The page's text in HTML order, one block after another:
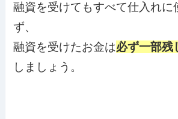
融資を受けてもすべて仕入れに
ず、
融資を受けたお金は必ず一部残
しましょう。